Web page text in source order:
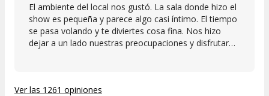
El ambiente del local nos gustó. La sala donde hizo el
show es pequeña y parece algo casi íntimo. El tiempo
se pasa volando y te diviertes cosa fina. Nos hizo
dejar a un lado nuestras preocupaciones y disfrutar
Ver las 1261 opiniones